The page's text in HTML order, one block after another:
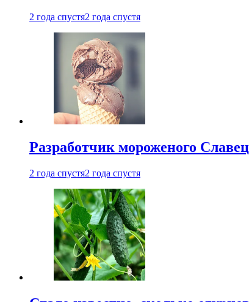
2 года спустя2 года спустя
Разработчик мороженого
2 года спустя2 года спустя